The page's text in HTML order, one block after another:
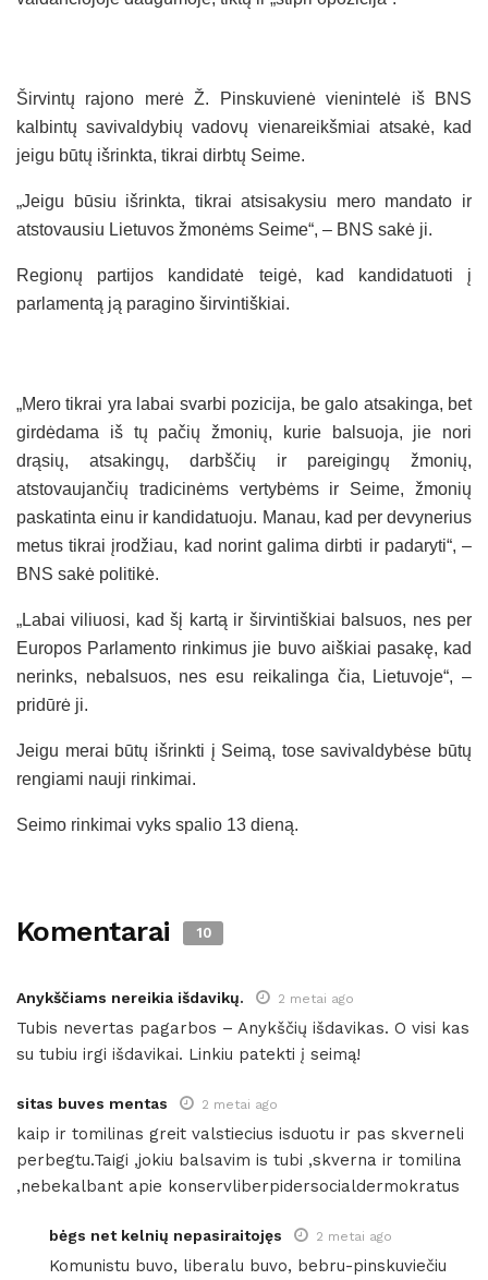
Širvintų rajono merė Ž. Pinskuvienė vienintelė iš BNS
kalbintų savivaldybių vadovų vienareikšmiai atsakė, kad
jeigu būtų išrinkta, tikrai dirbtų Seime.
„Jeigu būsiu išrinkta, tikrai atsisakysiu mero mandato ir
atstovausiu Lietuvos žmonėms Seime“, – BNS sakė ji.
Regionų partijos kandidatė teigė, kad kandidatuoti į
parlamentą ją paragino širvintiškiai.
„Mero tikrai yra labai svarbi pozicija, be galo atsakinga, bet
girdėdama iš tų pačių žmonių, kurie balsuoja, jie nori
drąsių, atsakingų, darbščių ir pareigingų žmonių,
atstovaujančių tradicinėms vertybėms ir Seime, žmonių
paskatinta einu ir kandidatuoju. Manau, kad per devynerius
metus tikrai įrodžiau, kad norint galima dirbti ir padaryti“, –
BNS sakė politikė.
„Labai viliuosi, kad šį kartą ir širvintiškiai balsuos, nes per
Europos Parlamento rinkimus jie buvo aiškiai pasakę, kad
nerinks, nebalsuos, nes esu reikalinga čia, Lietuvoje“, –
pridūrė ji.
Jeigu merai būtų išrinkti į Seimą, tose savivaldybėse būtų
rengiami nauji rinkimai.
Seimo rinkimai vyks spalio 13 dieną.
Komentarai 10
Anykščiams nereikia išdavikų. 2 metai ago
Tubis nevertas pagarbos – Anykščių išdavikas. O visi kas
su tubiu irgi išdavikai. Linkiu patekti į seimą!
sitas buves mentas 2 metai ago
kaip ir tomilinas greit valstiecius isduotu ir pas skverneli
perbegtu.Taigi ,jokiu balsavim is tubi ,skverna ir tomilina
,nebekalbant apie konservliberpidersocialdermokratus
bėgs net kelnių nepasiraitojęs 2 metai ago
Komunistu buvo, liberalu buvo, bebru-pinskuviečiu